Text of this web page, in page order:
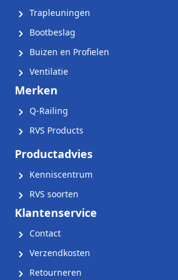
Trapleuningen
Bootbeslag
Buizen en Profielen
Ventilatie
Merken
Q-Railing
RVS Products
Productadvies
Kenniscentrum
RVS soorten
Klantenservice
Contact
Verzendkosten
Retourneren